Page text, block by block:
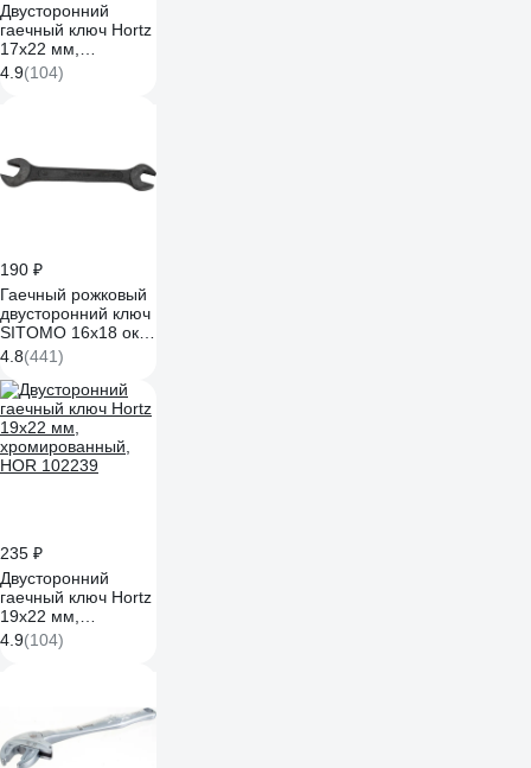
Двусторонний
гаечный ключ Hortz
17x22 мм,
хромированный,
HOR 1086380
4.9(104)
190 ₽
Гаечный рожковый
двусторонний ключ
SITOMO 16х18 окс.
75712
4.8(441)
235 ₽
Двусторонний
гаечный ключ Hortz
19x22 мм,
хромированный,
HOR 102239
4.9(104)